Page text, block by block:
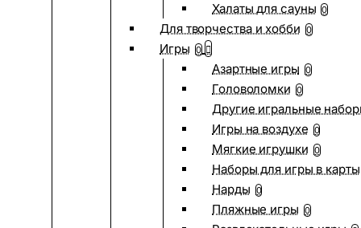
Халаты для сауны 0
Для творчества и хобби 0
Игры 0
Азартные игры 0
Головоломки 0
Другие игральные
Игры на воздухе 0
Мягкие игрушки 0
Наборы для игры в карты
Нарды 0
Пляжные игры 0